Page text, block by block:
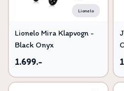
Lionelo
Lionelo Mira Klapvogn -
Black Onyx
1.699.-